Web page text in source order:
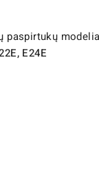
paspirtukų
E24E